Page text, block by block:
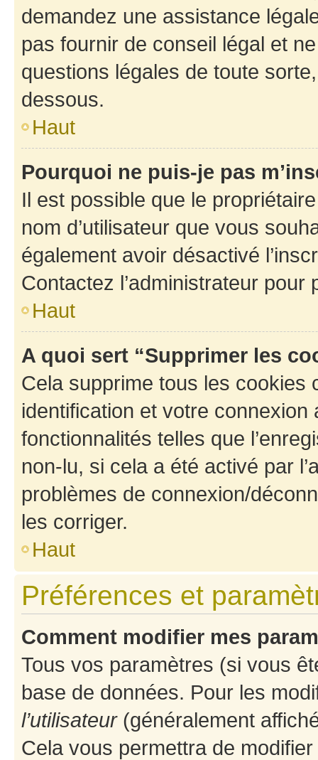
demandez une assistance
pas fournir de conseil légal et
questions légales de toute
dessous.
Haut
Pourquoi ne puis-je pas
Il est possible que le
nom d’utilisateur que vous
également avoir désactivé
Contactez l’administrateur
Haut
A quoi sert “Supprimer les
Cela supprime tous les cookies
identification et votre
fonctionnalités telles que
non-lu, si cela a été activé par
problèmes de connexion/
les corriger.
Haut
Préférences et
Comment modifier mes
Tous vos paramètres (si vous
base de données. Pour les
l’utilisateur(généralement
Cela vous permettra de